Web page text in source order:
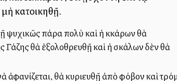
μὴ κατοικηθῇ.
πάρα πολὺ καὶ ἡ Ἀκκάρων θὰ
θὰ ἐξολοθρευθῇ καὶ ἡ Ἀσκάλων δὲν θὰ
θὰ κυριευθῇ ἀπὸ φόβον καὶ